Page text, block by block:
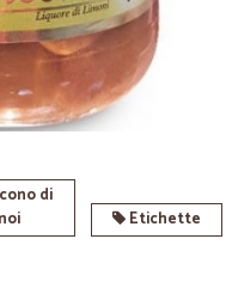
di
noi
Etichette